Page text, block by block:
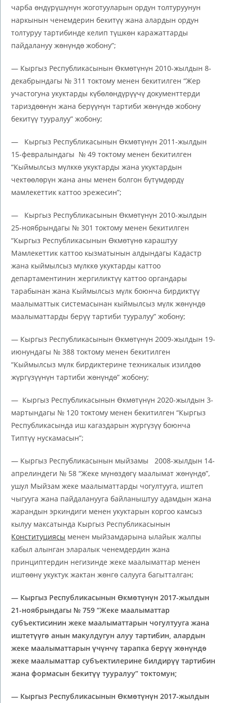
чарба өндүрүшүнүн жоготууларын ордун толтуруунун
наркынын ченемдерин бекитүү жана алардын ордун
толтуруу тартибинде келип түшкөн каражаттарды
пайдалануу жөнүндө жобону”;
— Кыргыз Республикасынын Өкмөтүнүн 2010-жылдын 8-
декабрындагы № 311 токтому менен бекитилген “Жер
участогуна укуктарды күбөлөндүрүүчү документтерди
тариздөөнүн жана берүүнүн тартиби жөнүндө жобону
бекитүү тууралуу” жобону;
— Кыргыз Республикасынын Өкмөтүнүн 2011-жылдын
15-февралындагы № 49 токтому менен бекитилген
“Кыймылсыз мүлккө укуктарды жана укуктардын
чектөөлөрүн жана аны менен болгон бүтүмдөрдү
мамлекеттик каттоо эрежесин”;
— Кыргыз Республикасынын Өкмөтүнүн 2010-жылдын
25-ноябрындагы № 301 токтому менен бекитилген
“Кыргыз Республикасынын Өкмөтүнө караштуу
Мамлекеттик каттоо кызматынын алдындагы Кадастр
жана кыймылсыз мүлккө укуктарды каттоо
департаментинин жергиликтүү каттоо органдары
тарабынан жана Кыймылсыз мүлк боюнча бирдиктүү
маалыматтык системасынан кыймылсыз мүлк жөнүндө
маалыматтарды берүү тартиби тууралуу” жобону;
— Кыргыз Республикасынын Өкмөтүнүн 2009-жылдын 19-
июнундагы № 388 токтому менен бекитилген
“Кыймылсыз мүлк бирдиктерине техникалык изилдөө
жүргүзүүнүн тартиби жөнүндө” жобону;
— Кыргыз Республикасынын Өкмөтүнүн 2020-жылдын 3-
мартындагы № 120 токтому менен бекитилген “Кыргыз
Республикасында иш кагаздарын жүргүзүү боюнча
Типтүү нускамасын”;
— Кыргыз Республикасынын мыйзамы 2008-жылдын 14-
апрелиндеги № 58 “Жеке мүнөздөгү маалымат жөнүндө”,
ушул Мыйзам жеке маалыматтарды чогултууга, иштеп
чыгууга жана пайдаланууга байланыштуу адамдын жана
жарандын эркиндиги менен укуктарын коргоо камсыз
кылуу максатында Кыргыз Республикасынын
Конституциясы менен мыйзамдарына ылайык жалпы
кабыл алынган эларалык ченемдердин жана
принциптердин негизинде жеке маалыматтар менен
иштөөнү укуктук жактан жөнгө салууга багытталган;
— Кыргыз Республикасынын Өкмөтүнүн 2017-жылдын
21-ноябрындагы № 759 “Жеке маалыматтар
субъектисинин жеке маалыматтарын чогултууга жана
иштетүүгө анын макулдугун алуу тартибин, алардын
жеке маалыматтарын үчүнчү тарапка берүү жөнүндө
жеке маалыматтар субъектилерине билдирүү тартибин
жана формасын бекитүү тууралуу” токтомун;
— Кыргыз Республикасынын Өкмөтүнүн 2017-жылдын